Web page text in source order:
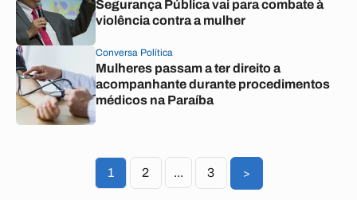
Segurança Pública vai para combate à
violência contra a mulher
Conversa Política
Mulheres passam a ter direito a
acompanhante durante procedimentos
médicos na Paraíba
1 2 ... 3 >